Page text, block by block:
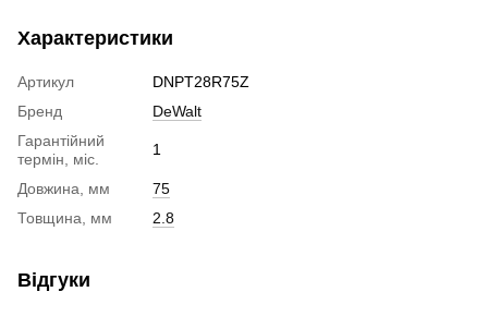
Характеристики
Артикул
DNPT28R75Z
Бренд
DeWalt
Гарантійний
термін, міс.
1
Довжина, мм
75
Товщина, мм
2.8
Відгуки